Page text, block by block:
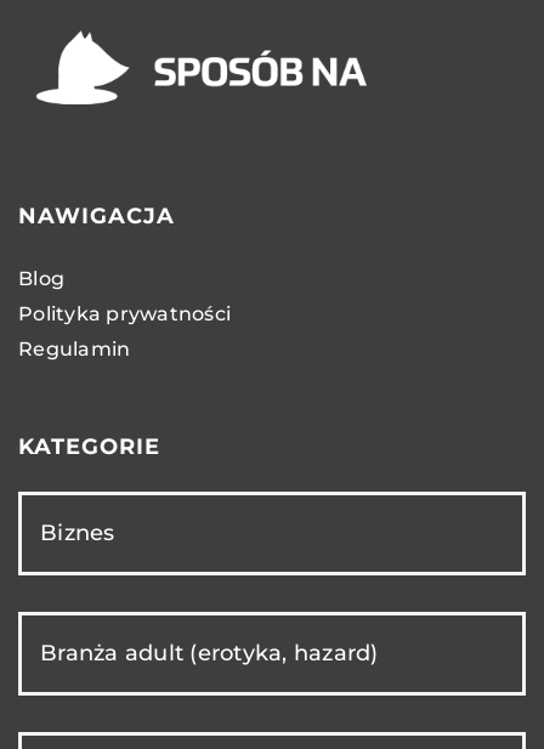
NAWIGACJA
Blog
Polityka prywatności
Regulamin
KATEGORIE
Biznes
Branża adult (erotyka, hazard)